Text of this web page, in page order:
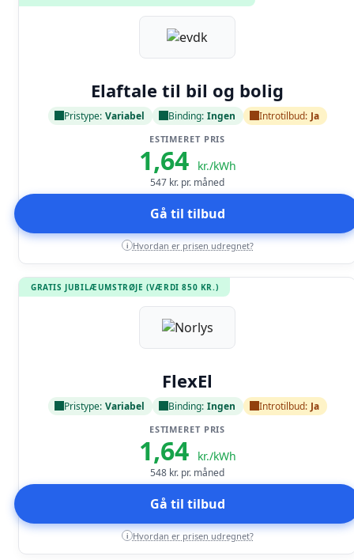
Elaftale til bil og bolig
Pristype: Variabel Binding: Ingen Introtilbud: Ja
ESTIMERET PRIS
1,64 kr./kWh
547 kr. pr. måned
Gå til tilbud
i Hvordan er prisen udregnet?
GRATIS JUBILÆUMSTRØJE (VÆRDI 850 KR.)
FlexEl
Pristype: Variabel Binding: Ingen Introtilbud: Ja
ESTIMERET PRIS
1,64 kr./kWh
548 kr. pr. måned
Gå til tilbud
i Hvordan er prisen udregnet?